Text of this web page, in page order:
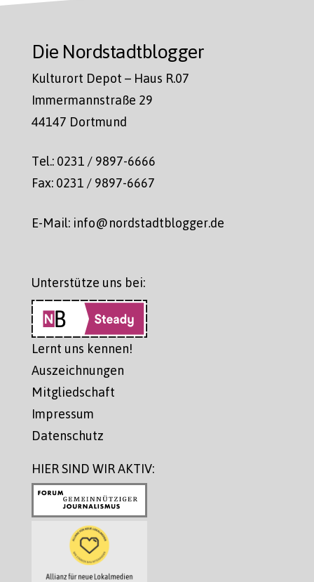
Die Nordstadtblogger
Kulturort Depot – Haus R.07
Immermannstraße 29
44147 Dortmund
Tel.: 0231 / 9897-6666
Fax: 0231 / 9897-6667
E-Mail: info@nordstadtblogger.de
Unterstütze uns bei:
Lernt uns kennen!
Auszeichnungen
Mitgliedschaft
Impressum
Datenschutz
HIER SIND WIR AKTIV: